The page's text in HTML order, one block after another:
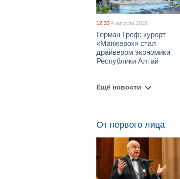
12:33 4 августа 2026
Герман Греф: курорт
«Манжерок» стал
драйвером экономики
Республики Алтай
Ещё новости
От первого лица